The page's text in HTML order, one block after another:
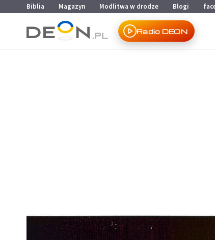
Przejdź do menu głównego
Przejdź do treści
Biblia Magazyn Modlitwa w drodze Blogi
Radio DEON